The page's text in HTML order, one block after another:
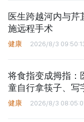
医生跨越河内与芹
施远程手术
健康 2026/8/3
将食指变成拇指：
童自行拿筷子、写
健康 2026/8/3